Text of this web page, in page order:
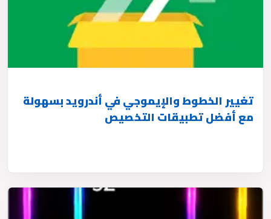
تغيير الخطوط والإيموجي في أندرويد بسهولة
مع أفضل تطبيقات التخصيص